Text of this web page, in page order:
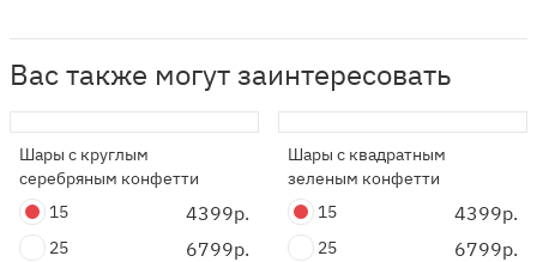
Вас также могут заинтересовать
Шары с круглым
серебряным конфетти
15
4399р.
25 6799р.
Шары с квадратным
зеленым конфетти
15
4399р.
25 6799р.